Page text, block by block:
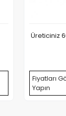
Üreticiniz
Fiyatları
Yapın